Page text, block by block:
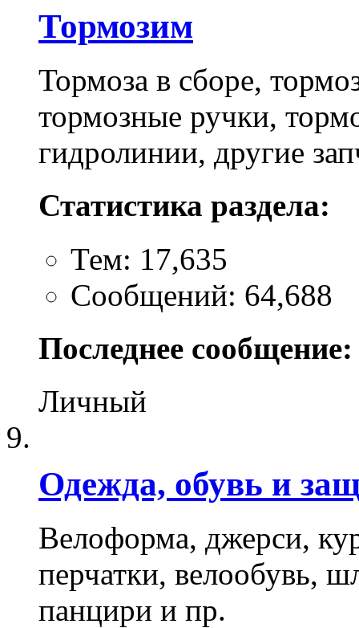
Тормозим
Тормоза в сборе,
тормозные ручки,
гидролинии, другие
Статистика раздела:
Тем: 17,635
Сообщений: 64,688
Последнее сообщение:
Личный
Одежда, обувь и
Велоформа, джерси,
перчатки, велообувь,
панцири и пр.